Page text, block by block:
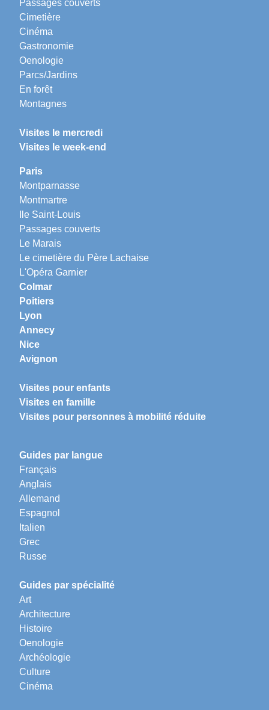
Passages couverts
Cimetière
Cinéma
Gastronomie
Oenologie
Parcs/Jardins
En forêt
Montagnes
Visites le mercredi
Visites le week-end
Paris
Montparnasse
Montmartre
Ile Saint-Louis
Passages couverts
Le Marais
Le cimetière du Père Lachaise
L'Opéra Garnier
Colmar
Poitiers
Lyon
Annecy
Nice
Avignon
Visites pour enfants
Visites en famille
Visites pour personnes à mobilité réduite
Guides par langue
Français
Anglais
Allemand
Espagnol
Italien
Grec
Russe
Guides par spécialité
Art
Architecture
Histoire
Oenologie
Archéologie
Culture
Cinéma